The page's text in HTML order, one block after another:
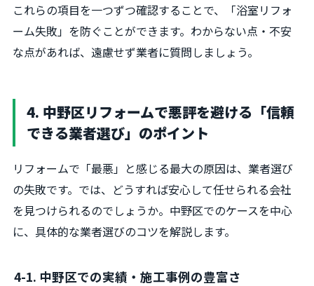
これらの項目を一つずつ確認することで、「浴室リフォ
ーム失敗」を防ぐことができます。わからない点・不安
な点があれば、遠慮せず業者に質問しましょう。
4. 中野区リフォームで悪評を避ける「信頼
できる業者選び」のポイント
リフォームで「最悪」と感じる最大の原因は、業者選び
の失敗です。では、どうすれば安心して任せられる会社
を見つけられるのでしょうか。中野区でのケースを中心
に、具体的な業者選びのコツを解説します。
4-1. 中野区での実績・施工事例の豊富さ